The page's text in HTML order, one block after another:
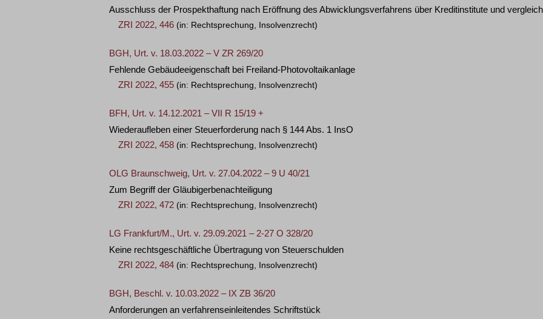
Ausschluss der Prospekthaftung nach Eröffnung des Abwicklungsverfahrens über Kreditinstitute und
ZRI 2022, 446 (in: Rechtsprechung, Insolvenzrecht)
BGH, Urt. v. 18.03.2022 – V ZR 269/20
Fehlende Gebäudeeigenschaft bei Freiland-Photovoltaikanlage
ZRI 2022, 455 (in: Rechtsprechung, Insolvenzrecht)
BFH, Urt. v. 14.12.2021 – VII R 15/19 +
Wiederaufleben einer Steuerforderung nach § 144 Abs. 1 InsO
ZRI 2022, 458 (in: Rechtsprechung, Insolvenzrecht)
OLG Braunschweig, Urt. v. 27.04.2022 – 9 U 40/21
Zum Begriff der Gläubigerbenachteiligung
ZRI 2022, 472 (in: Rechtsprechung, Insolvenzrecht)
LG Frankfurt/M., Urt. v. 29.09.2021 – 2-27 O 328/20
Keine rechtsgeschäftliche Übertragung von Steuerschulden
ZRI 2022, 484 (in: Rechtsprechung, Insolvenzrecht)
BGH, Beschl. v. 10.03.2022 – IX ZB 36/20
Anforderungen an verfahrenseinleitendes Schriftstück